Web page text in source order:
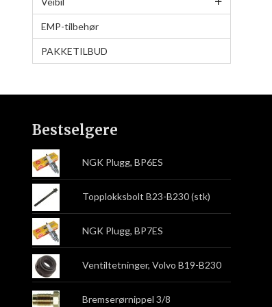
EMP-tilbehør
PAKKETILBUD
Bestselgere
NGK Plugg, BP6ES
Topplokksbolt B23-B230 (stk)
NGK Plugg, BP7ES
Ventiltetninger, Volvo B19-B230
Bremserørnippel 3/8